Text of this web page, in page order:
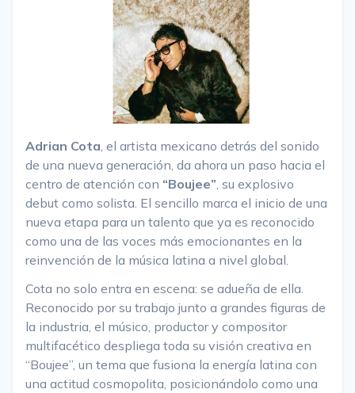
Adrian Cota , el artista mexicano detrás del sonido
de una nueva generación, da ahora un paso hacia el
centro de atención con “Boujee” , su explosivo
debut como solista. El sencillo marca el inicio de una
nueva etapa para un talento que ya es reconocido
como una de las voces más emocionantes en la
reinvención de la música latina a nivel global.
Cota no solo entra en escena: se adueña de ella.
Reconocido por su trabajo junto a grandes figuras de
la industria, el músico, productor y compositor
multifacético despliega toda su visión creativa en
“Boujee”, un tema que fusiona la energía latina con
una actitud cosmopolita, posicionándolo como una